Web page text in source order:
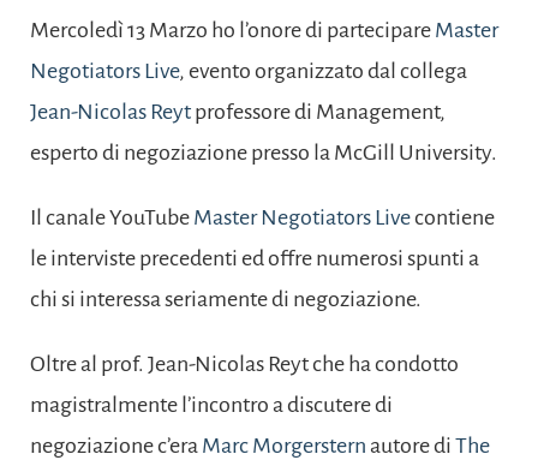
Mercoledì 13 Marzo ho l’onore di partecipare Master
Negotiators Live, evento organizzato dal collega
Jean-Nicolas Reytprofessore di Management,
esperto di negoziazione presso la McGill University.
Il canale YouTube Master Negotiators Livecontiene
le interviste precedenti ed offre numerosi spunti a
chi si interessa seriamente di negoziazione.
Oltre al prof. Jean-Nicolas Reyt che ha condotto
magistralmente l’incontro a discutere di
negoziazione c’era Marc Morgerstern autore di The